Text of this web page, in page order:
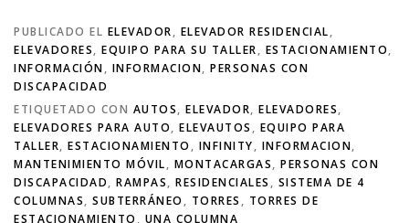
PUBLICADO EL ELEVADOR, ELEVADOR RESIDENCIAL,
ELEVADORES, EQUIPO PARA SU TALLER, ESTACIONAMIENTO,
INFORMACIÓN, INFORMACION, PERSONAS CON
DISCAPACIDAD
ETIQUETADO CON AUTOS, ELEVADOR, ELEVADORES,
ELEVADORES PARA AUTO, ELEVAUTOS , EQUIPO PARA
TALLER, ESTACIONAMIENTO , INFINITY, INFORMACION,
MANTENIMIENTO MÓVIL, MONTACARGAS, PERSONAS CON
DISCAPACIDAD, RAMPAS, RESIDENCIALES , SISTEMA DE 4
COLUMNAS, SUBTERRÁNEO , TORRES , TORRES DE
ESTACIONAMIENTO , UNA COLUMNA